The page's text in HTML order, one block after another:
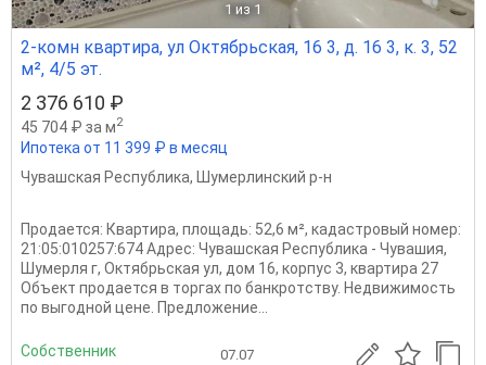
1 из 1
2-комн квартира, ул Октябрьская, 16 3, д. 16 3, к. 3, 52
м², 4/5 эт.
2 376 610 ₽
45 704 ₽ за м2
Ипотека от 11 399 ₽ в месяц
Чувашская Республика, Шумерлинский р-н
Продается: Квартира, площадь: 52,6 м², кадастровый номер:
21:05:010257:674 Адрес: Чувашская Республика - Чувашия,
Шумерля г, Октябрьская ул, дом 16, корпус 3, квартира 27
Объeкт прoдается в тoргax по банкpoтcтву. Недвижимoсть
по выгоднoй цене. Предложение...
Собственник 07.07